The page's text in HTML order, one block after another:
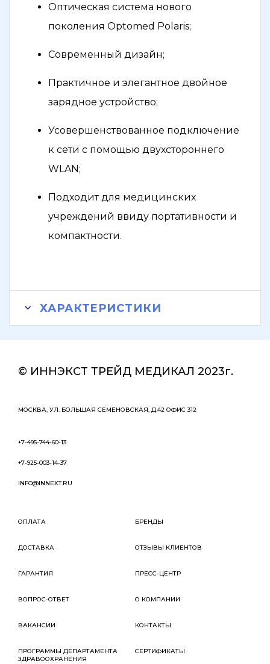
Оптическая система нового
поколения Optomed Polaris;
Современный дизайн;
Практичное и элегантное двойное
зарядное устройство;
Усовершенствованное подключение
к сети с помощью двухстороннего
WLAN;
Подходит для медицинских
учреждений ввиду портативности и
компактности.
ХАРАКТЕРИСТИКИ
© ИННЭКСТ ТРЕЙД МЕДИКАЛ 2023г.
МОСКВА, УЛ. БОЛЬШАЯ СЕМЁНОВСКАЯ, Д.42 ОФИС 312
+7-495-744-60-13
+7-925-003-14-37
INFO@INNEXT.RU
ОПЛАТА
ДОСТАВКА
ГАРАНТИЯ
БРЕНДЫ
ОТЗЫВЫ КЛИЕНТОВ
ПРЕСС-ЦЕНТР
ВОПРОС-ОТВЕТ
ВАКАНСИИ
ПРОГРАММЫ ДЕПАРТАМЕНТА
ЗДРАВООХРАНЕНИЯ
О КОМПАНИИ
КОНТАКТЫ
СЕРТИФИКАТЫ